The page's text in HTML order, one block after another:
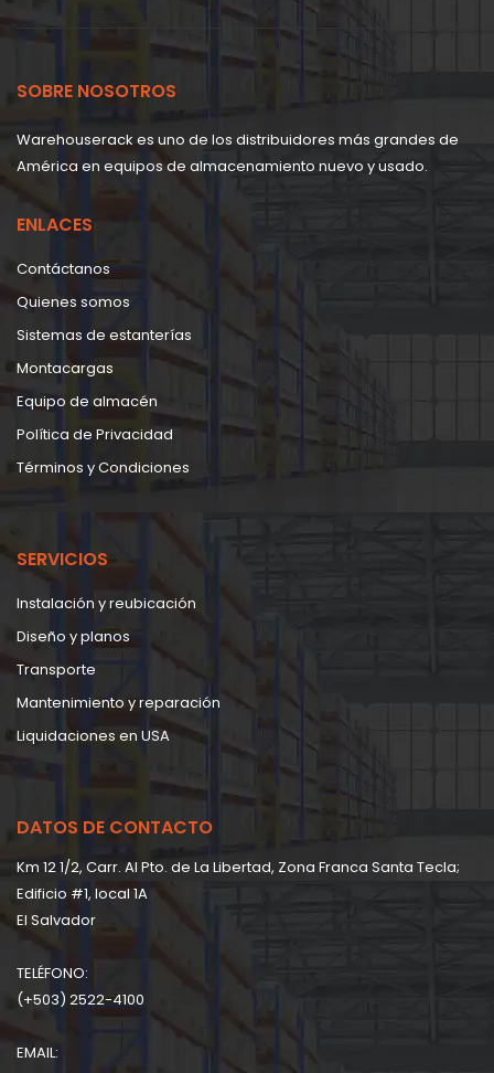
SOBRE NOSOTROS
Warehouserack es uno de los distribuidores más grandes de
América en equipos de almacenamiento nuevo y usado.
ENLACES
Contáctanos
Quienes somos
Sistemas de estanterías
Montacargas
Equipo de almacén
Política de Privacidad
Términos y Condiciones
SERVICIOS
Instalación y reubicación
Diseño y planos
Transporte
Mantenimiento y reparación
Liquidaciones en USA
DATOS DE CONTACTO
Km 12 1/2, Carr. Al Pto. de La Libertad, Zona Franca Santa Tecla;
Edificio #1, local 1A
EI Salvador
TELÉFONO:
(+503) 2522-4100
EMAIL: